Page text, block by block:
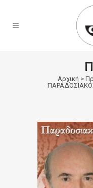
Αρχική >